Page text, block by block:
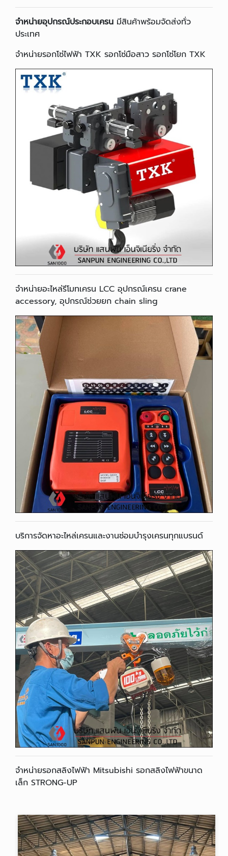
จำหน่ายอุปกรณ์ประกอบเครน มีสินค้าพร้อมจัดส่งทั่ว
ประเทศ
จำหน่ายรอกโซ่ไฟฟ้า TXK รอกโซ่มือสาว รอกโซ่โยก TXK
จำหน่ายอะไหล่รีโมทเครน LCC อุปกรณ์เครน crane
accessory, อุปกรณ์ช่วยยก chain sling
บริการจัดหาอะไหล่เครนและงานซ่อมบำรุงเครนทุกแบรนด์
จำหน่ายรอกสลิงไฟฟ้า Mitsubishi รอกสลิงไฟฟ้าขนาด
เล็ก STRONG-UP